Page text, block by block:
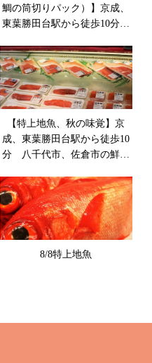
鯛の筒切りパック）】京成、
東葉勝田台駅から徒歩10分
魚や山粋
【特上地魚、秋の味覚】京
成、東葉勝田台駅から徒歩10
分 八千代市、佐倉市の鮮魚
8/8特上地魚